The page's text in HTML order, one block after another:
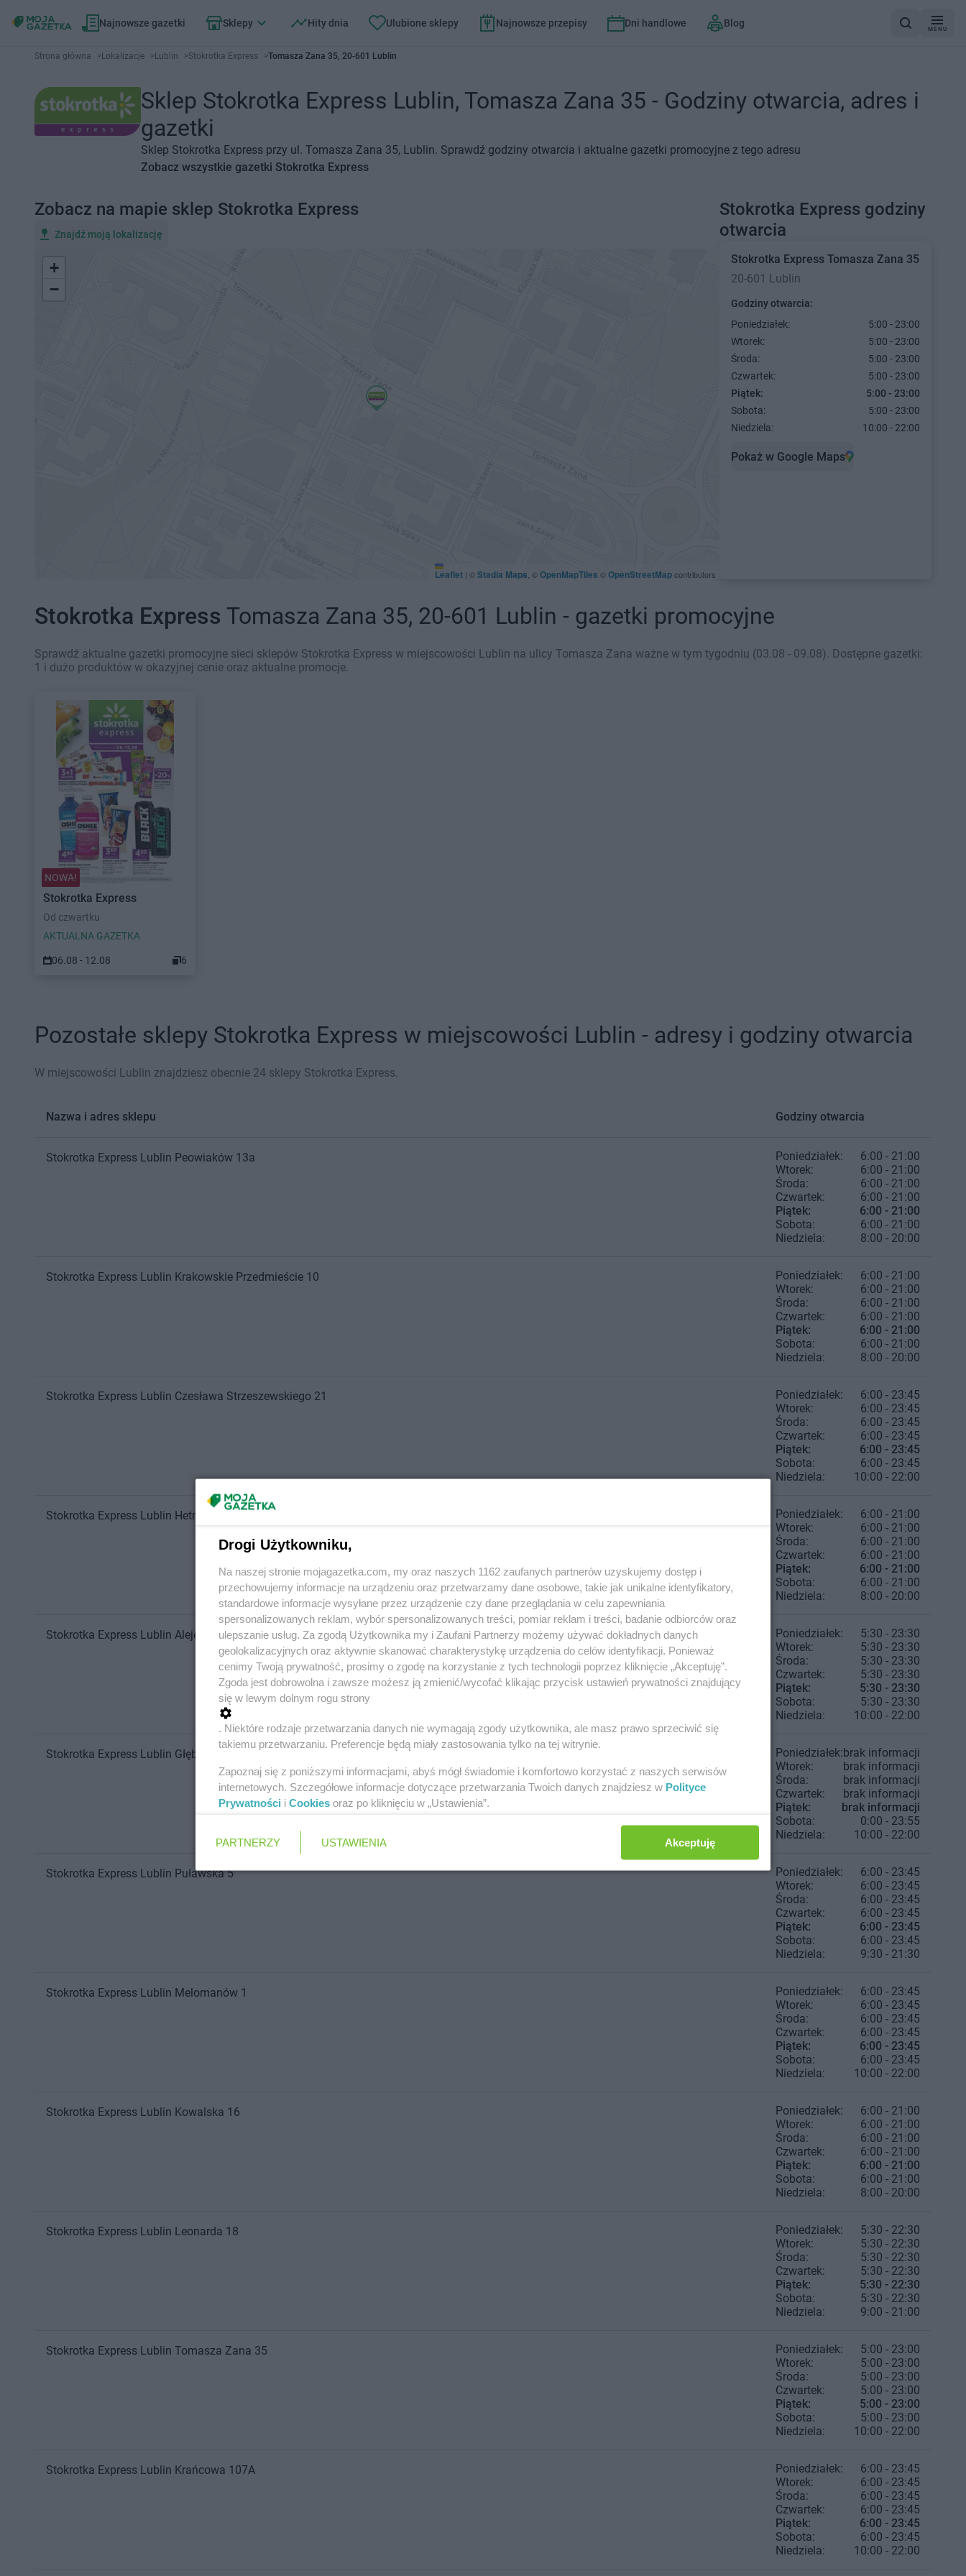
Najnowsze gazetki Sklepy Hity dnia Ulubione sklepy Najnowsze przepisy Dni handlowe Blog
MENU
Strona główna >Lokalizacje >Lublin >Stokrotka Express >Tomasza Zana 35, 20-601 Lublin
Sklep Stokrotka Express Lublin, Tomasza Zana 35 - Godziny otwarcia, adres i
gazetki
Sklep Stokrotka Express przy ul. Tomasza Zana 35, Lublin. Sprawdź godziny otwarcia i aktualne gazetki promocyjne z tego adresu
Zobacz wszystkie gazetki Stokrotka Express
Stokrotka Express godziny
otwarcia
Stokrotka Express Tomasza Zana 35
20-601 Lublin
Godziny otwarcia:
Poniedziałek:
5:00 - 23:00
Wtorek:
5:00 - 23:00
Środa:
5:00 - 23:00
Czwartek:
5:00 - 23:00
Piątek:
5:00 - 23:00
Sobota:
5:00 - 23:00
Niedziela:
10:00 - 22:00
Pokaż w Google Maps
Zobacz na mapie sklep Stokrotka Express
Znajdź moją lokalizację
+
−
Leaflet | ©Stadia Maps , ©OpenMapTiles ©OpenStreetMapcontributors
Stokrotka Express Tomasza Zana 35, 20-601 Lublin - gazetki promocyjne
Sprawdź aktualne gazetki promocyjne sieci sklepów Stokrotka Express w miejscowości Lublin na ulicy Tomasza Zana ważne w tym tygodniu (03.08 - 09.08). Dostępne gazetki:
1 i dużo produktów w okazyjnej cenie oraz aktualne promocje.
NOWA!
Stokrotka Express
Od czwartku
AKTUALNA GAZETKA
06.08 - 12.08 6
Pozostałe sklepy Stokrotka Express w miejscowości Lublin - adresy i godziny otwarcia
W miejscowości Lublin znajdziesz obecnie 24 sklepy Stokrotka Express.
Nazwa i adres sklepu Godziny otwarcia
Stokrotka Express Lublin Peowiaków 13a Poniedziałek:
6:00 - 21:00
Wtorek:
6:00 - 21:00
Środa:
6:00 - 21:00
Czwartek:
6:00 - 21:00
Piątek:
6:00 - 21:00
Sobota:
6:00 - 21:00
Niedziela:
8:00 - 20:00
Stokrotka Express Lublin Krakowskie Przedmieście 10 Poniedziałek:
6:00 - 21:00
Wtorek:
6:00 - 21:00
Środa:
6:00 - 21:00
Czwartek:
6:00 - 21:00
Piątek:
6:00 - 21:00
Sobota:
6:00 - 21:00
Niedziela:
8:00 - 20:00
Stokrotka Express Lublin Czesława Strzeszewskiego 21 Poniedziałek:
6:00 - 23:45
Wtorek:
6:00 - 23:45
Środa:
6:00 - 23:45
Czwartek:
6:00 - 23:45
Piątek:
6:00 - 23:45
Sobota:
6:00 - 23:45
Niedziela:
10:00 - 22:00
Stokrotka Express Lublin Hetmańska 5 Poniedziałek:
6:00 - 21:00
Wtorek:
6:00 - 21:00
Środa:
6:00 - 21:00
Czwartek:
6:00 - 21:00
Piątek:
6:00 - 21:00
Sobota:
6:00 - 21:00
Niedziela:
8:00 - 20:00
Stokrotka Express Lublin Aleje Racławickie 8 Poniedziałek:
5:30 - 23:30
Wtorek:
5:30 - 23:30
Środa:
5:30 - 23:30
Czwartek:
5:30 - 23:30
Piątek:
5:30 - 23:30
Sobota:
5:30 - 23:30
Niedziela:
10:00 - 22:00
Stokrotka Express Lublin Głęboka 8A Poniedziałek:brak informacji
Wtorek:
brak informacji
Środa:
brak informacji
Czwartek:
brak informacji
Piątek:
brak informacji
Sobota:
0:00 - 23:55
Niedziela:
10:00 - 22:00
Stokrotka Express Lublin Puławska 5 Poniedziałek:
6:00 - 23:45
Wtorek:
6:00 - 23:45
Środa:
6:00 - 23:45
Czwartek:
6:00 - 23:45
Piątek:
6:00 - 23:45
Sobota:
6:00 - 23:45
Niedziela:
9:30 - 21:30
Stokrotka Express Lublin Melomanów 1 Poniedziałek:
6:00 - 23:45
Wtorek:
6:00 - 23:45
Środa:
6:00 - 23:45
Czwartek:
6:00 - 23:45
Piątek:
6:00 - 23:45
Sobota:
6:00 - 23:45
Niedziela:
10:00 - 22:00
Stokrotka Express Lublin Kowalska 16 Poniedziałek:
6:00 - 21:00
Wtorek:
6:00 - 21:00
Środa:
6:00 - 21:00
Czwartek:
6:00 - 21:00
Piątek:
6:00 - 21:00
Sobota:
6:00 - 21:00
Niedziela:
8:00 - 20:00
Stokrotka Express Lublin Leonarda 18 Poniedziałek:
5:30 - 22:30
Wtorek:
5:30 - 22:30
Środa:
5:30 - 22:30
Czwartek:
5:30 - 22:30
Piątek:
5:30 - 22:30
Sobota:
5:30 - 22:30
Niedziela:
9:00 - 21:00
Stokrotka Express Lublin Tomasza Zana 35 Poniedziałek:
5:00 - 23:00
Wtorek:
5:00 - 23:00
Środa:
5:00 - 23:00
Czwartek:
5:00 - 23:00
Piątek:
5:00 - 23:00
Sobota:
5:00 - 23:00
Niedziela:
10:00 - 22:00
Stokrotka Express Lublin Krańcowa 107A Poniedziałek:
6:00 - 23:45
Wtorek:
6:00 - 23:45
Środa:
6:00 - 23:45
Czwartek:
6:00 - 23:45
Piątek:
6:00 - 23:45
Sobota:
6:00 - 23:45
Niedziela:
10:00 - 22:00
Drogi Użytkowniku,
Na naszej stronie mojagazetka.com, my oraz naszych 1162 zaufanych partnerów uzyskujemy dostęp i
przechowujemy informacje na urządzeniu oraz przetwarzamy dane osobowe, takie jak unikalne identyfikatory,
standardowe informacje wysyłane przez urządzenie czy dane przeglądania w celu zapewniania
spersonalizowanych reklam, wybór spersonalizowanych treści, pomiar reklam i treści, badanie odbiorców oraz
ulepszanie usług. Za zgodą Użytkownika my i Zaufani Partnerzy możemy używać dokładnych danych
geolokalizacyjnych oraz aktywnie skanować charakterystykę urządzenia do celów identyfikacji. Ponieważ
cenimy Twoją prywatność, prosimy o zgodę na korzystanie z tych technologii poprzez kliknięcie „Akceptuję”.
Zgoda jest dobrowolna i zawsze możesz ją zmienić/wycofać klikając przycisk ustawień prywatności znajdujący
się w lewym dolnym rogu strony
. Niektóre rodzaje przetwarzania danych nie wymagają zgody użytkownika, ale masz prawo sprzeciwić się
takiemu przetwarzaniu. Preferencje będą miały zastosowania tylko na tej witrynie.
Zapoznaj się z poniższymi informacjami, abyś mógł świadomie i komfortowo korzystać z naszych serwisów
internetowych. Szczegółowe informacje dotyczące przetwarzania Twoich danych znajdziesz w Polityce
Prywatności i Cookies oraz po kliknięciu w „Ustawienia”.
PARTNERZY USTAWIENIA Akceptuję